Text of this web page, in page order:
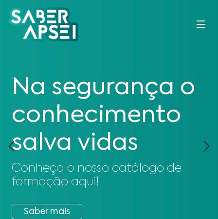
Na segurança o
conhecimento
salva vidas
Conheça o nosso catálogo de
formação aqui!
Saber mais